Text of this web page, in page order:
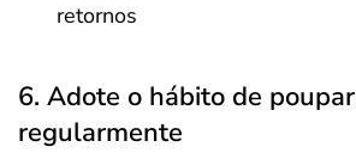
retornos
6. Adote o hábito de poupar
regularmente